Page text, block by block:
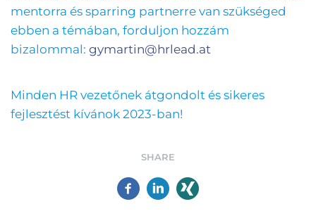
SHARE
mentorra és sparring partnerre van szükséged
ebben a témában, forduljon hozzám
bizalommal: gymartin@hrlead.at
Minden HR vezetőnek átgondolt és sikeres
fejlesztést kívánok 2023-ban!